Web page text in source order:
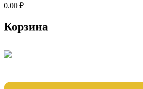
0.00 ₽
Корзина